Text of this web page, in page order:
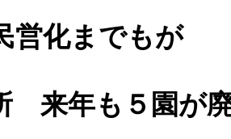
営化までもが
来年も５園が